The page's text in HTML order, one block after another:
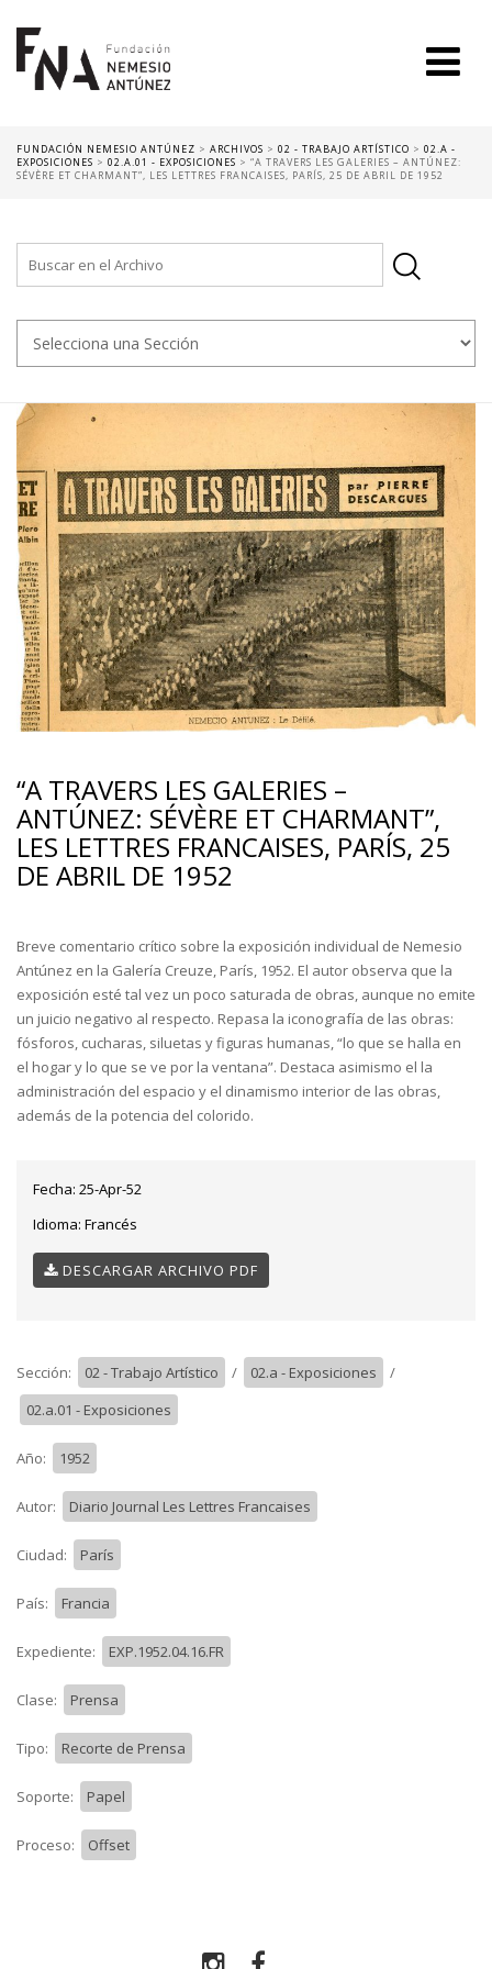
FUNDACIÓN NEMESIO ANTÚNEZ > ARCHIVOS > 02 - TRABAJO ARTÍSTICO > 02.A -
EXPOSICIONES > 02.A.01 - EXPOSICIONES > “A TRAVERS LES GALERIES – ANTÚNEZ:
SÉVÈRE ET CHARMANT”, LES LETTRES FRANCAISES, PARÍS, 25 DE ABRIL DE 1952
“A TRAVERS LES GALERIES –
ANTÚNEZ: SÉVÈRE ET CHARMANT”,
LES LETTRES FRANCAISES, PARÍS, 25
DE ABRIL DE 1952
Breve comentario crítico sobre la exposición individual de Nemesio
Antúnez en la Galería Creuze, París, 1952. El autor observa que la
exposición esté tal vez un poco saturada de obras, aunque no emite
un juicio negativo al respecto. Repasa la iconografía de las obras:
fósforos, cucharas, siluetas y figuras humanas, “lo que se halla en
el hogar y lo que se ve por la ventana”. Destaca asimismo el la
administración del espacio y el dinamismo interior de las obras,
además de la potencia del colorido.
Fecha: 25-Apr-52
Idioma: Francés
DESCARGAR ARCHIVO PDF
Sección: 02 - Trabajo Artístico / 02.a - Exposiciones
/
02.a.01 - Exposiciones
Año: 1952
Autor: Diario Journal Les Lettres Francaises
Ciudad: París
País: Francia
Expediente: EXP.1952.04.16.FR
Clase: Prensa
Tipo: Recorte de Prensa
Soporte: Papel
Proceso: Offset